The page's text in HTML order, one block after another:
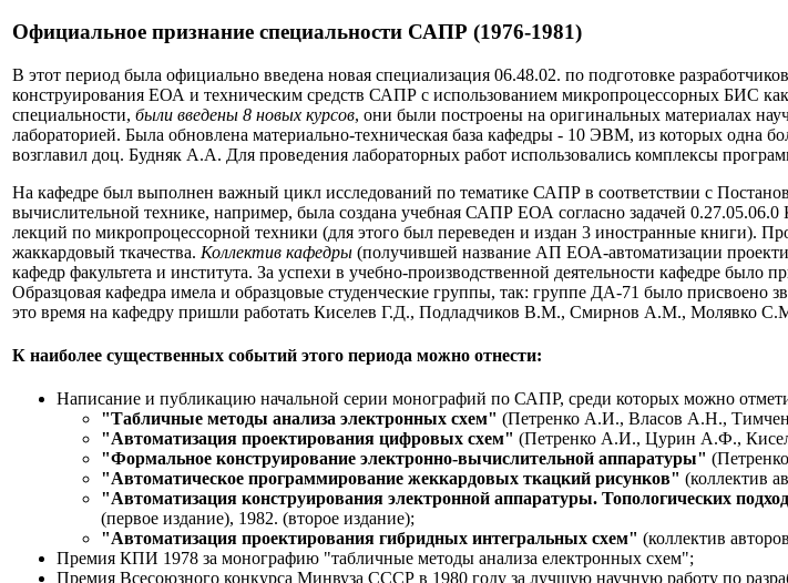
Официальное признание специальности САПР (1976-1981)
В этот период была официально введена новая специализация 06.48.02. по подготовке
конструирования ЕОА и техническим средств САПР с использованием микропроцессорных БИС
специальности, были введены 8 новых курсов, они были построены на оригинальных материалах
лабораторией. Была обновлена материально-техническая база кафедры - 10 ЭВМ, из которых
возглавил доц. Будняк А.А. Для проведения лабораторных работ использовались комплексы
На кафедре был выполнен важный цикл исследований по тематике САПР в соответствии с
вычислительной технике, например, была создана учебная САПР ЕОА согласно задачей
лекций по микропроцессорной техники (для этого был переведен и издан 3 иностранные книги).
жаккардовый ткачества. Коллектив кафедры (получившей название АП ЕОА-автоматизации
кафедр факультета и института. За успехи в учебно-производственной деятельности кафедре
Образцовая кафедра имела и образцовые студенческие группы, так: группе ДА-71 было
это время на кафедру пришли работать Киселев Г.Д., Подладчиков В.М., Смирнов А.М., Молявко
К наиболее существенных событий этого периода можно отнести:
Написание и публикацию начальной серии монографий по САПР, среди которых можно
"Табличные методы анализа электронных схем" (Петренко А.И., Власов А.Н.,
"Автоматизация проектирования цифровых схем" (Петренко А.И., Цурин А.Ф.,
"Формальное конструирование электронно-вычислительной аппаратуры"
"Автоматическое программирование жеккардовых ткацкий рисунков" (коллектив
"Автоматизация конструирования электронной аппаратуры. Топологических
(первое издание), 1982. (второе издание);
"Автоматизация проектирования гибридных интегральных схем" (коллектив
Премия КПИ 1978 за монографию "табличные методы анализа електронных схем";
Премия Всесоюзного конкурса Минвуза СССР в 1980 году за лучшую научную работу по